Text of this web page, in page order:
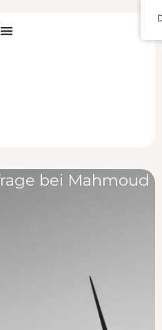
bei Mahmoud